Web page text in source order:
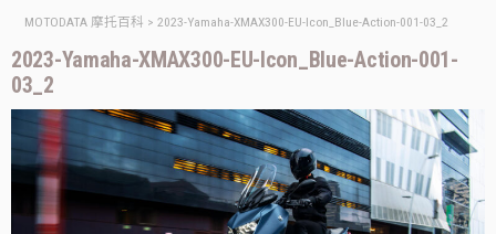
MOTODATA 摩托百科 > 2023-Yamaha-XMAX300-EU-Icon_Blue-Action-001-03_2
2023-Yamaha-XMAX300-EU-Icon_Blue-Action-001-
03_2